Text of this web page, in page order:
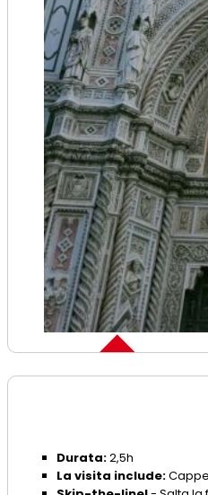
Durata:2,5h
La visita include: